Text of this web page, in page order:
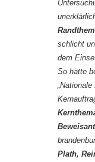
schlicht
dem
So hätte
Plath,